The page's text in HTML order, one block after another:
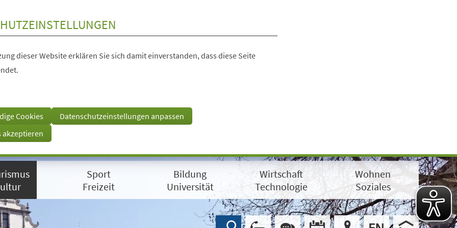
dieser Website erklären Sie sich damit einverstanden, dass diese Seite
Cookies
Datenschutzeinstellungen anpassen
akzeptieren
Sport
Freizeit
Bildung
Universität
Wirtschaft
Technologie
Wohnen
Soziales